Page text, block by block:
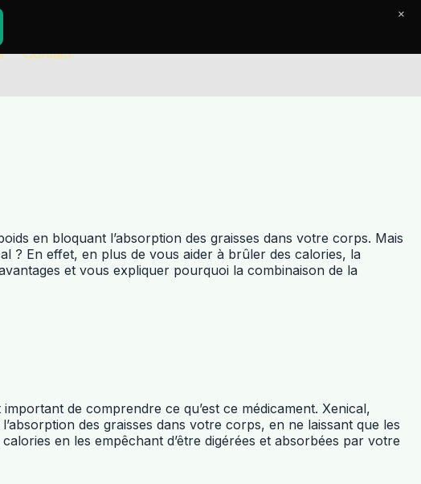
Contact
en bloquant l’absorption des graisses dans votre corps. Mais
? En effet, en plus de vous aider à brûler des calories, la
et vous expliquer pourquoi la combinaison de la
de comprendre ce qu’est ce médicament. Xenical,
des graisses dans votre corps, en ne laissant que les
en les empêchant d’être digérées et absorbées par votre
×